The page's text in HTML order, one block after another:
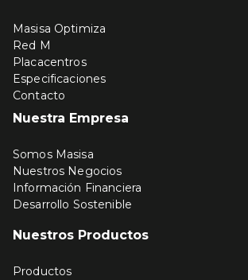
Masisa Optimiza
Red M
Placacentros
Especificaciones
Contacto
Nuestra Empresa
Somos Masisa
Nuestros Negocios
Información Financiera
Desarrollo Sostenible
Nuestros Productos
Productos